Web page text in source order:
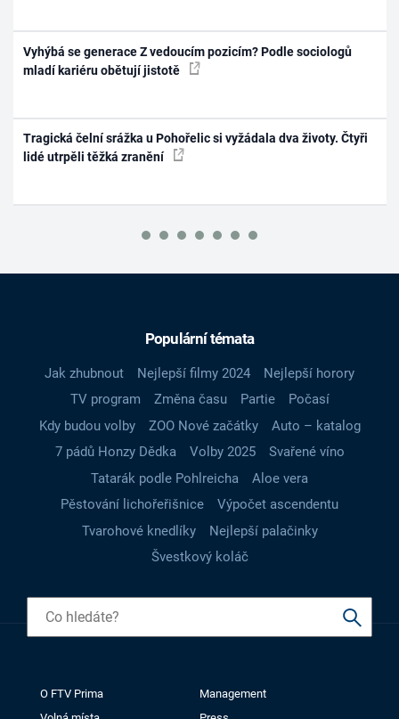
Vyhýbá se generace Z vedoucím pozicím? Podle sociologů
mladí kariéru obětují jistotě
Tragická čelní srážka u Pohořelic si vyžádala dva životy. Čtyři
lidé utrpěli těžká zranění
Populární témata
Jak zhubnout Nejlepší filmy 2024
Nejlepší horory
TV program
Změna času Partie
Počasí
Kdy budou volby
ZOO Nové začátky
Auto – katalog
7 pádů Honzy Dědka
Volby 2025
Svařené víno
Tatarák podle Pohlreicha
Aloe vera
Pěstování lichořeřišnice
Výpočet ascendentu
Tvarohové knedlíky
Nejlepší palačinky
Švestkový koláč
O FTV Prima
Management